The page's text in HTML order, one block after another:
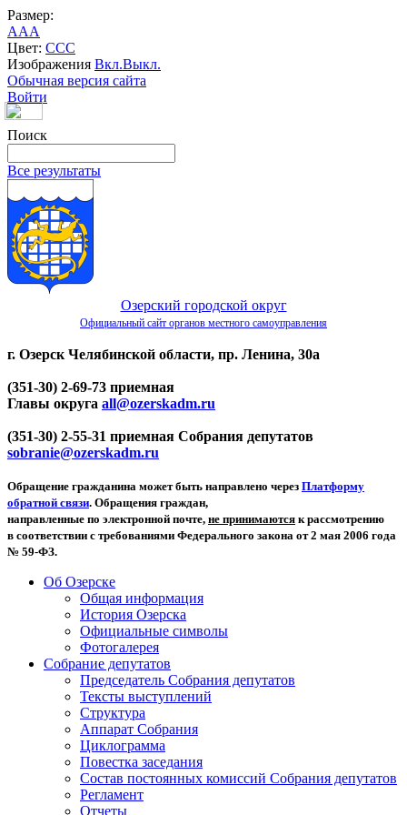
Размер:
AAA
Цвет: CCC
Изображения Вкл.Выкл.
Обычная версия сайта
Войти
Поиск
Все результаты
Озерский городской округ
Официальный сайт органов местного самоуправления
г. Озерск Челябинской области, пр. Ленина, 30а
(351-30) 2-69-73 приемная
Главы округа all@ozerskadm.ru
(351-30) 2-55-31 приемная Собрания депутатов
sobranie@ozerskadm.ru
Обращение гражданина может быть направлено через Платформу
обратной связи. Обращения граждан,
направленные по электронной почте, не принимаются к рассмотрению
в соответствии с требованиями Федерального закона от 2 мая 2006 года
№ 59-ФЗ.
Об Озерске
Общая информация
История Озерска
Официальные символы
Фотогалерея
Собрание депутатов
Председатель Собрания депутатов
Тексты выступлений
Структура
Аппарат Собрания
Циклограмма
Повестка заседания
Состав постоянных комиссий Собрания депутатов
Регламент
Отчеты